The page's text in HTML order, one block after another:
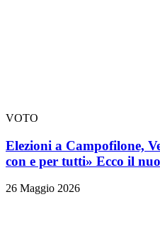
VOTO
Elezioni a Campofilone,
con e per tutti» Ecco il
26 Maggio 2026